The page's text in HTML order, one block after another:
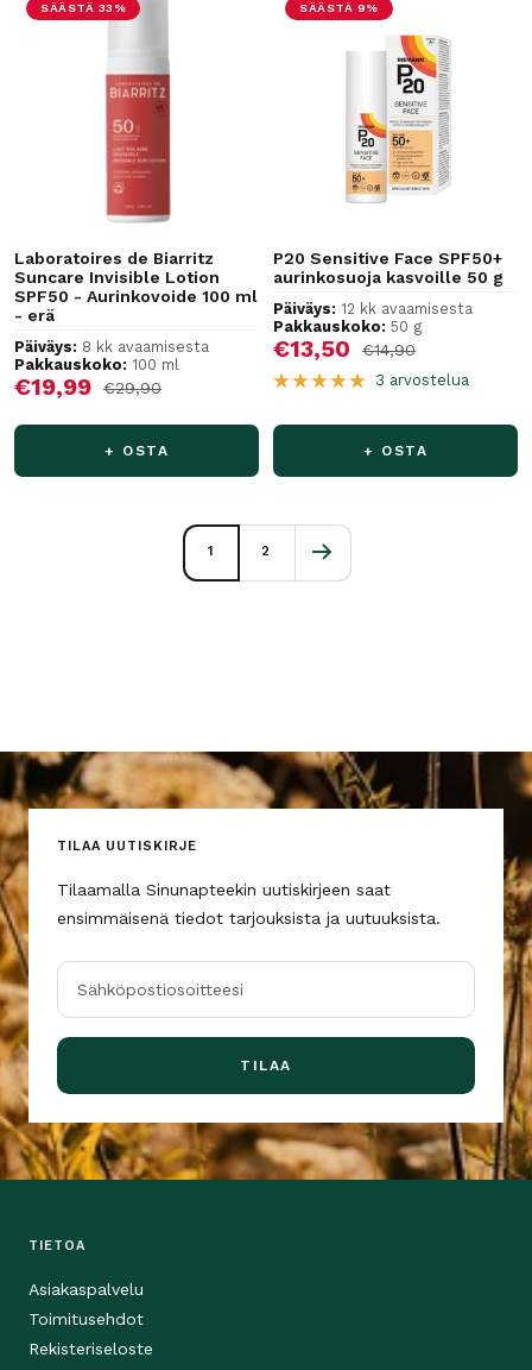
SÄÄSTÄ 33%
Laboratoires de Biarritz
Suncare Invisible Lotion
SPF50 - Aurinkovoide 100 ml
- erä
Päiväys: 8 kk avaamisesta
Pakkauskoko: 100 ml
Alennushinta
€19,99 Normaalihinta
€29,90
+ OSTA
SÄÄSTÄ 9%
P20 Sensitive Face SPF50+
aurinkosuoja kasvoille 50 g
Päiväys: 12 kk avaamisesta
Pakkauskoko: 50 g
Alennushinta
€13,50 Normaalihinta
€14,90
3 arvostelua
+ OSTA
1 2
TILAA UUTISKIRJE
Tilaamalla Sinunapteekin uutiskirjeen saat
ensimmäisenä tiedot tarjouksista ja uutuuksista.
Sähköpostiosoitteesi
TILAA
TIETOA
Asiakaspalvelu
Toimitusehdot
Rekisteriseloste